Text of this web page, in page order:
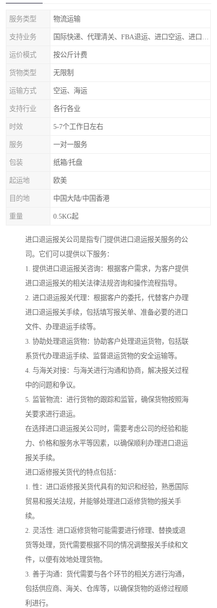
服务类型 物流运输
支持业务
运价模式 按公斤计费
货物类型 无限制
运输方式 空运、海运
支持行业 各行各业
时效 5-7个工作日左右
服务 一对一服务
包装 纸箱/托盘
起运地 欧美
目的地 中国大陆/中国香港
重量 0.5KG起
进口退运报关公司是指专门提供进口退运报关服务的公
司。它们可以提供以下服务：
1. 提供进口退运报关咨询：根据客户需求，为客户提供
进口退运报关的相关法律法规咨询和操作流程指导。
2. 进口退运报关代理：根据客户的委托，代替客户办理
进口退运报关手续，包括填写报关单、准备必要的进口
文件、办理退运手续等。
3. 协助处理退运货物：协助客户处理退运货物，包括联
系货代办理退运手续、监督退运货物的安全运输等。
4. 与海关对接：与海关进行沟通和协商，解决报关过程
中的问题和争议。
5. 监管物流：进行货物的跟踪和监管，确保货物按照海
关要求进行退运。
在选择进口退运报关公司时，需要考虑公司的经验和能
力、价格和服务水平等因素，以确保顺利办理进口退运
报关手续。
进口返修报关货代的特点包括：
1. 性：进口返修报关货代具有的知识和经验，熟悉国际
贸易和报关法规，并能够处理进口返修货物的报关手
续。
2. 灵活性: 进口返修货物可能需要进行修理、替换或退
货等处理，货代需要根据不同的情况调整报关手续和文
件，以便有效地处理货物。
3. 善于沟通：货代需要与各个环节的相关方进行沟通，
包括供应商、海关、仓库等，以确保货物的返修过程顺
利进行。